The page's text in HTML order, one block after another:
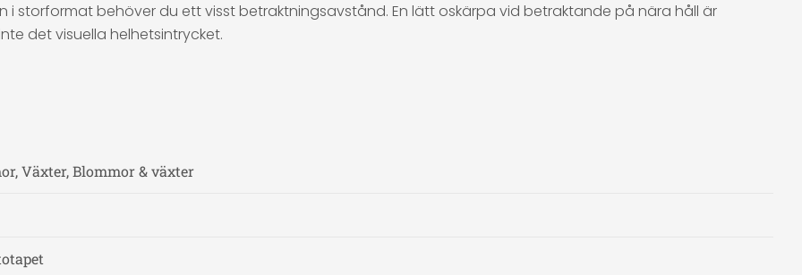
i storformat behöver du ett visst betraktningsavstånd. En lätt oskärpa vid betraktande på nära håll är
det visuella helhetsintrycket.
Växter, Blommor & växter